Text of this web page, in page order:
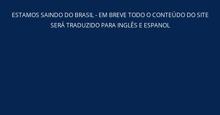
paraESTAMOS SAINDO DO BRASIL - EM BREVE TODO O CONTEÚDO DO SITE
SERÁ TRADUZIDO PARA INGLÊS E ESPANOL